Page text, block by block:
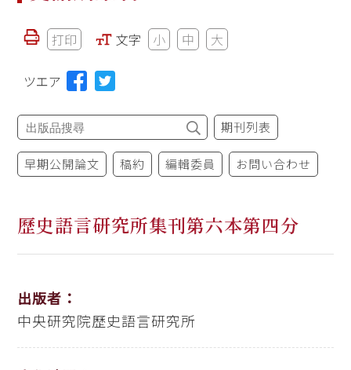
打印 文字 小 中 大
ツエア
期刊列表
早期公開論文 稿約 編輯委員 お問い合わせ
歷史語言研究所集刊第六本第四分
出版者：
中央研究院歷史語言研究所